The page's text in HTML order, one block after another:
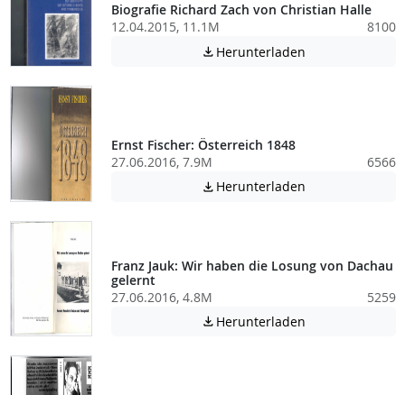
Biografie Richard Zach von Christian Halle
12.04.2015, 11.1M
8100
 Herunterladen
Ernst Fischer: Österreich 1848
27.06.2016, 7.9M
6566
 Herunterladen
Franz Jauk: Wir haben die Losung von Dachau
gelernt
27.06.2016, 4.8M
5259
 Herunterladen